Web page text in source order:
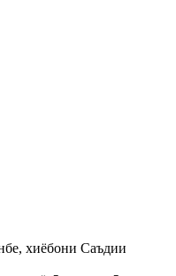
хиёбони Саъдии